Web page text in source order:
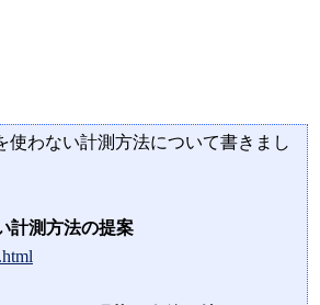
わない計測方法について書きまし
計測方法の提案